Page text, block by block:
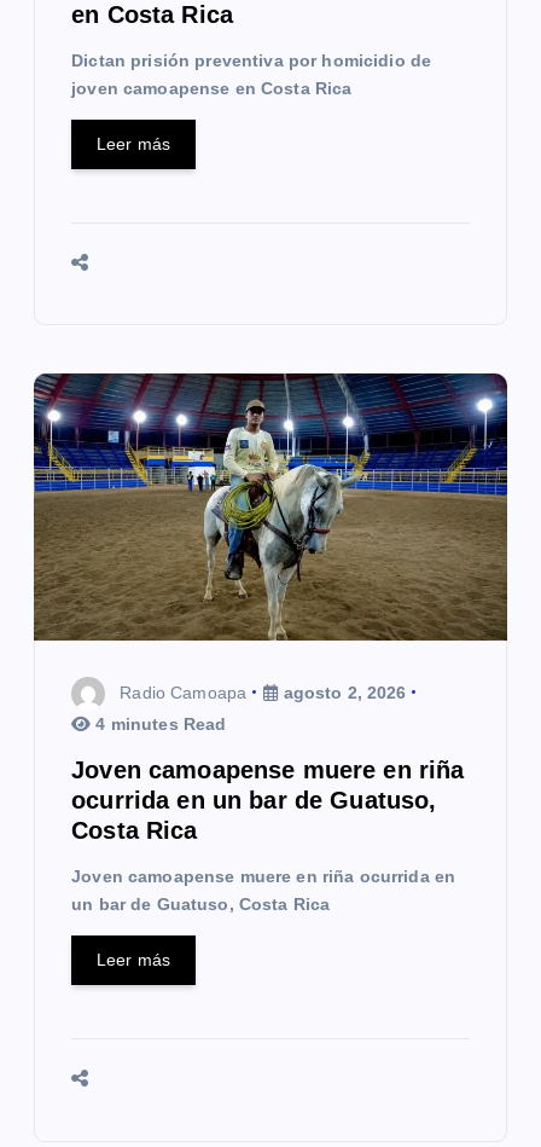
en Costa Rica
Dictan prisión preventiva por homicidio de
joven camoapense en Costa Rica
Leer más
Radio Camoapa
agosto 2, 2026
4 minutes Read
Joven camoapense muere en riña
ocurrida en un bar de Guatuso,
Costa Rica
Joven camoapense muere en riña ocurrida en
un bar de Guatuso, Costa Rica
Leer más